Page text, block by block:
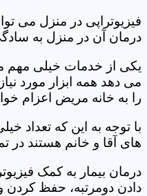
فیزیوتراپی در منزل می
درمان آن در منزل به
یکی از خدمات خیلی مهم
می دهد همه ابزار مورد
را به خانه مریض اعزام
با توجه به این که تعداد
های آقا و خانم هستند در
درمان بیمار به کمک
دادن دومرتبه، حفظ کردن